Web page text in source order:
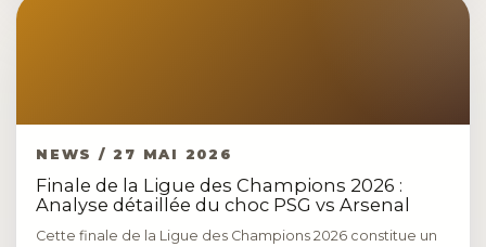
NEWS / 27 MAI 2026
Finale de la Ligue des Champions 2026 :
Analyse détaillée du choc PSG vs Arsenal
Cette finale de la Ligue des Champions 2026 constitue un